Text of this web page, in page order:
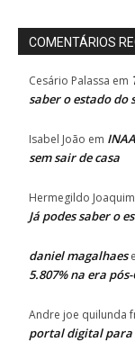
COMENTÁRIOS
Cesário Palassa em
saber o estado do
Isabel João em
sem sair de casa
Hermegildo
Já podes saber o
daniel magalhaes
5.807% na era
Andre joe quilunda
portal digital para